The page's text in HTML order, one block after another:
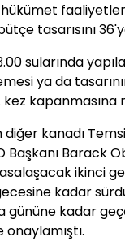
tasarısını
sularında
ya da
kapanmasına
kanadı
Başkanı Barack
ikinci
kadar
gününe kadar
onaylamıştı.